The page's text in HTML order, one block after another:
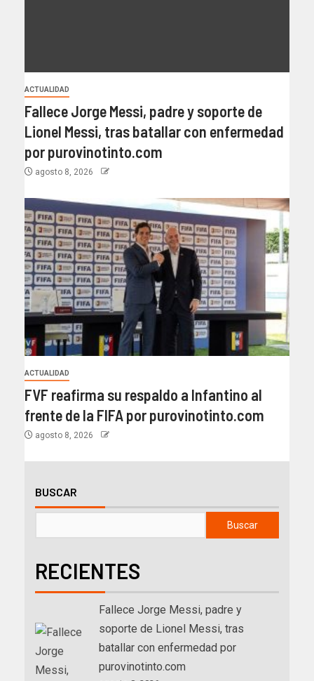
ACTUALIDAD
Fallece Jorge Messi, padre y soporte de
Lionel Messi, tras batallar con enfermedad
por purovinotinto.com
agosto 8, 2026
ACTUALIDAD
FVF reafirma su respaldo a Infantino al
frente de la FIFA por purovinotinto.com
agosto 8, 2026
BUSCAR
Buscar
RECIENTES
Fallece Jorge Messi, padre y
soporte de Lionel Messi, tras
batallar con enfermedad por
purovinotinto.com